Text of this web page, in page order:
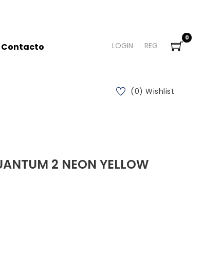
Contacto LOGIN REG
0
(0) Wishlist
2 NEON YELLOW